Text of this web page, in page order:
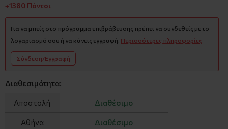
+1380 Πόντοι
Για να μπείς στο πρόγραμμα επιβράβευσης πρέπει να συνδεθείς με το
λογαριασμό σου ή να κάνεις εγγραφή. Περισσότερες πληροφορίες
Σύνδεση/Εγγραφή
Διαθεσιμότητα:
Αποστολή Διαθέσιμο
Αθήνα Διαθέσιμο